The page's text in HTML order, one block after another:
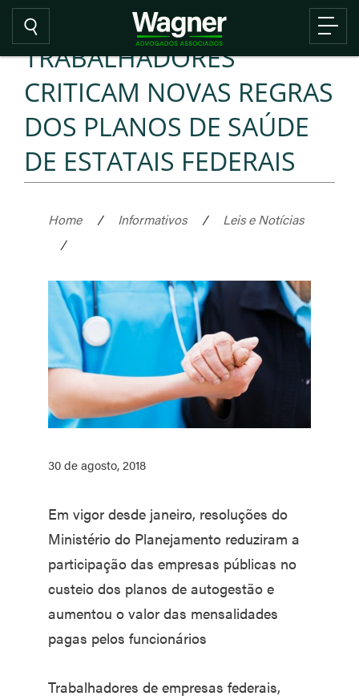
TRABALHADORES
CRITICAM NOVAS REGRAS
DOS PLANOS DE SAÚDE
DE ESTATAIS FEDERAIS
Home / Informativos /
Leis e Notícias
/
30 de agosto, 2018
Em vigor desde janeiro, resoluções do
Ministério do Planejamento reduziram a
participação das empresas públicas no
custeio dos planos de autogestão e
aumentou o valor das mensalidades
pagas pelos funcionários
Trabalhadores de empresas federais,